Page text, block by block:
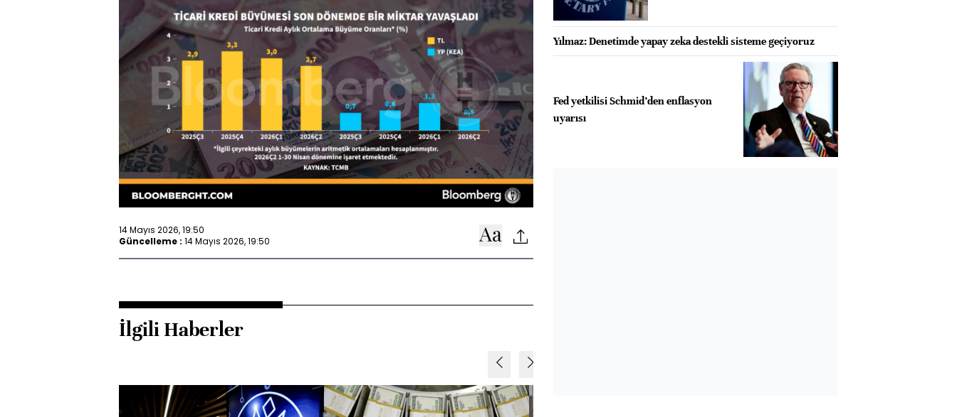
14 Mayıs 2026, 19:50
Güncelleme : 14 Mayıs 2026, 19:50
İlgili Haberler
Yılmaz: Denetimde yapay zeka destekli sisteme geçiyoruz
Fed yetkilisi Schmid’den enflasyon
uyarısı